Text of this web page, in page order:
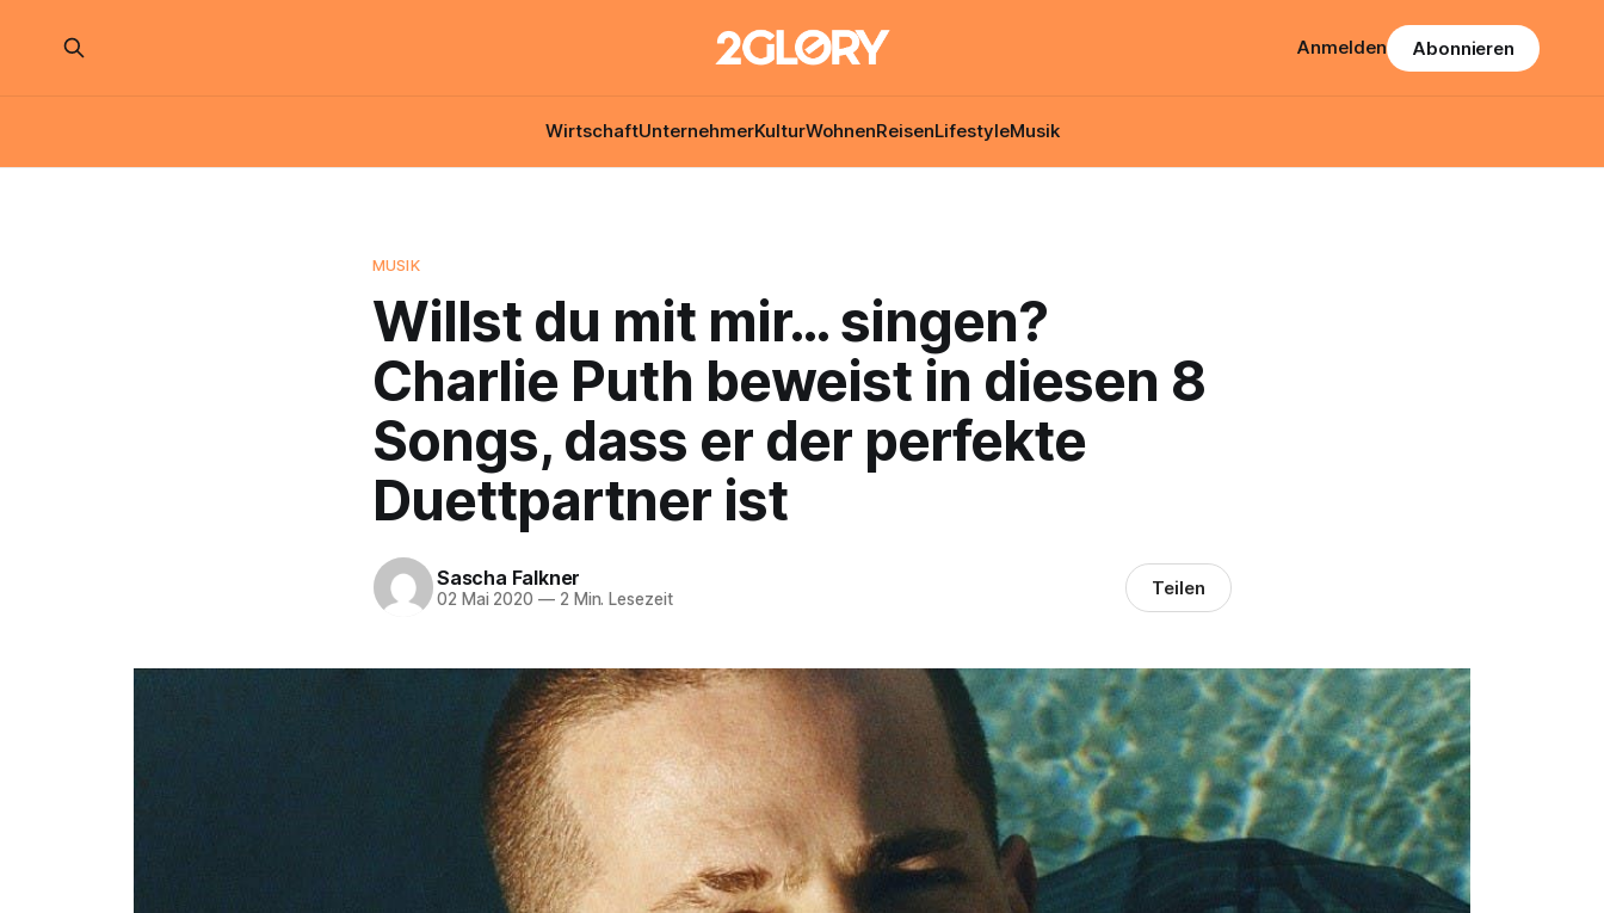
WirtschaftUnternehmerKulturWohnenReisenLifestyleMusik
Anmelden Abonnieren
MUSIK
Willst du mit mir… singen?
Charlie Puth beweist in diesen 8
Songs, dass er der perfekte
Duettpartner ist
Sascha Falkner
02 Mai 2020 —2 Min. Lesezeit Teilen